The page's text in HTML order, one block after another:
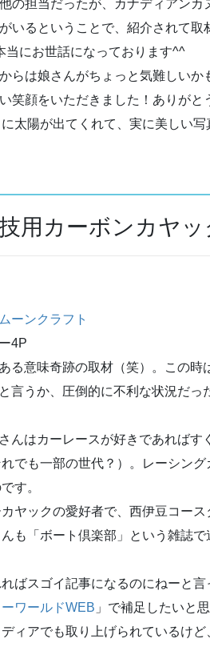
の担当だったが、カナディアンカ
いるということで、紹介されて
当にお世話になっております^^
らは娘さんがちょっと気難しいか
笑顔をいただきました！ありがと
太陽が出てくれて、実に美しい
用カーボンカヤッ
ムーンクラフト
4P
る意味奇跡の取材（笑）。この
言うか、圧倒的に不利な状況だっ
んはカーレースが好きであればす
でも一部の世代？）。レーシン
す。
ックの愛好者で、西伊豆コー
も「ボート倶楽部」という雑誌
ばスゴイ記事になるのにねーと
ーワールドWEB 」で補足したいと
ィアでも取り上げられているけ